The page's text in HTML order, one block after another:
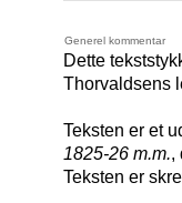
Generel kommentar
Dette
Thorvaldsens
Teksten er et
1825-26 m.m.,
Teksten er